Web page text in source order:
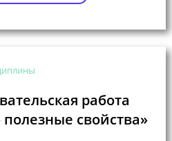
работа
свойства»